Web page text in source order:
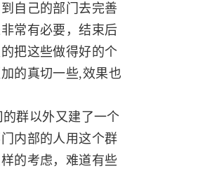
自己的部门去完善
常有必要，结束后
把这些做得好的个
的真切一些,效果也
群以外又建了一个
内部的人用这个群
的考虑，难道有些